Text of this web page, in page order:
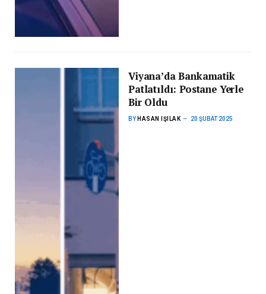
Viyana’da Bankamatik
Patlatıldı: Postane Yerle
Bir Oldu
BY HASAN IŞILAK 20 ŞUBAT 2025